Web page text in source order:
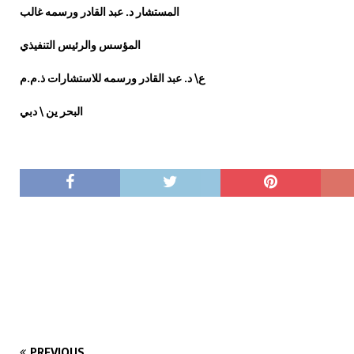
المستشار د. عبد القادر ورسمه غالب
المؤسس والرئيس التنفيذي
ع\ د. عبد القادر ورسمه للاستشارات ذ.م.م
البحر ين \ دبي